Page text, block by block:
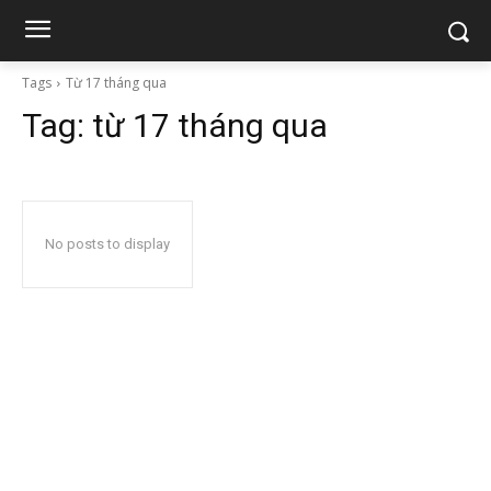
Tags Từ 17 tháng qua
Tag: từ 17 tháng qua
No posts to display